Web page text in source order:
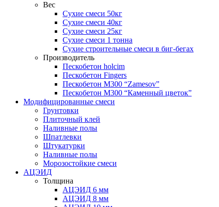
Вес
Сухие смеси 50кг
Сухие смеси 40кг
Сухие смеси 25кг
Сухие смеси 1 тонна
Сухие строительные смеси в биг-бегах
Производитель
Пескобетон holcim
Пескобетон Fingers
Пескобетон М300 “Zamesov”
Пескобетон М300 “Каменный цветок”
Модифицированные смеси
Грунтовки
Плиточный клей
Наливные полы
Шпатлевки
Штукатурки
Наливные полы
Морозостойкие смеси
АЦЭИД
Толщина
АЦЭИД 6 мм
АЦЭИД 8 мм